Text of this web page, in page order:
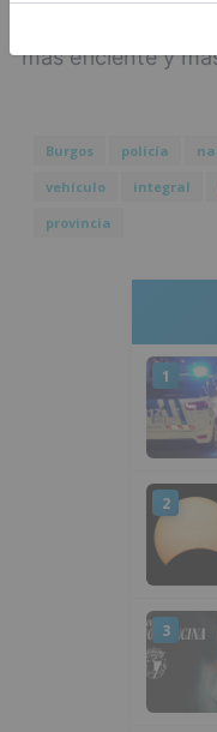
con el objetivo de
más eficiente y
Burgos policía
vehículo
integral
provincia
1
2
3